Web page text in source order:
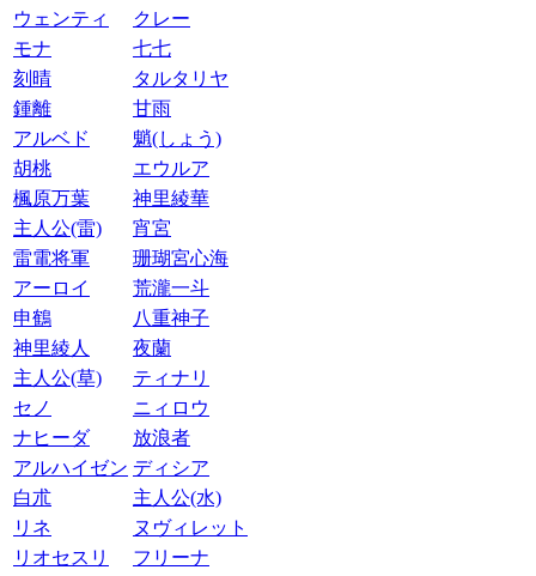
ウェンティ
クレー
モナ
七七
刻晴
タルタリヤ
鍾離
甘雨
アルベド
魈(しょう)
胡桃
エウルア
楓原万葉
神里綾華
主人公(雷)
宵宮
雷電将軍
珊瑚宮心海
アーロイ
荒瀧一斗
申鶴
八重神子
神里綾人
夜蘭
主人公(草)
ティナリ
セノ
ニィロウ
ナヒーダ
放浪者
アルハイゼン ディシア
白朮
主人公(水)
リネ
ヌヴィレット
リオセスリ
フリーナ